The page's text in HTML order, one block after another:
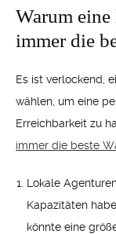
Warum
immer die
Es ist verlockend,
wählen, um eine
Erreichbarkeit zu
immer die beste
Lokale
Kapazitäten
könnte eine